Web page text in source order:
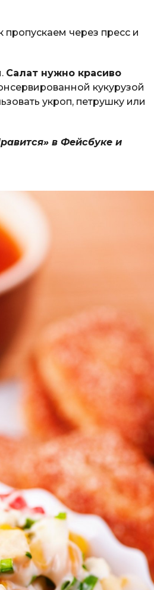
через пресс и
Салат нужно красиво
кукурузой
укроп, петрушку или
в Фейсбуке и